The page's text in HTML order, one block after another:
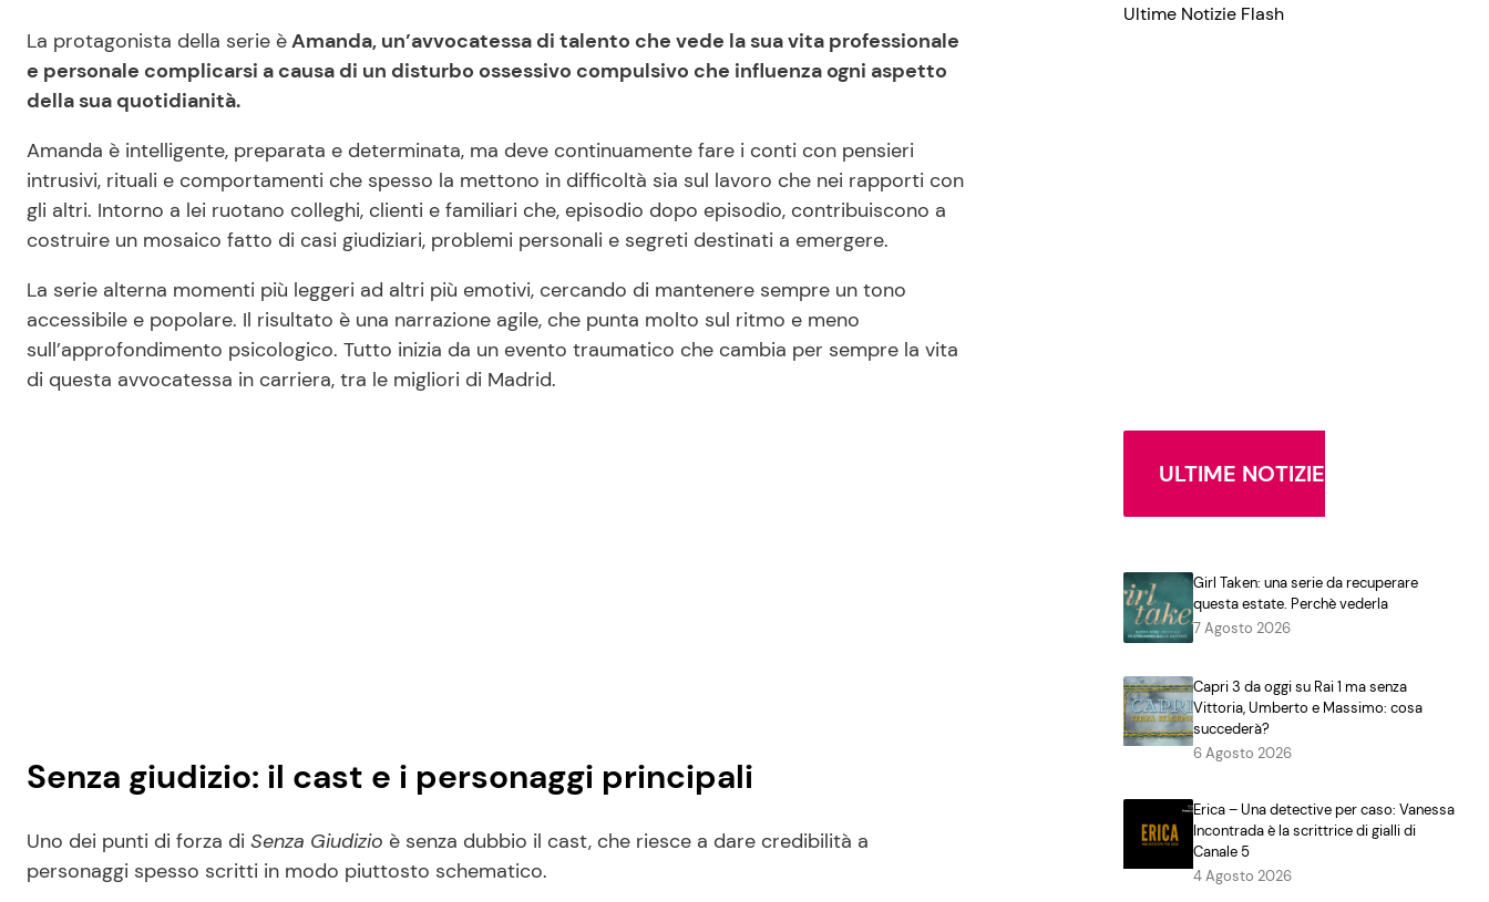
La protagonista della serie èAmanda, un’avvocatessa di talento che vede la sua vita professionale
e personale complicarsi a causa di un disturbo ossessivo compulsivo che influenza ogni aspetto
della sua quotidianità.
Amanda è intelligente, preparata e determinata, ma deve continuamente fare i conti con pensieri
intrusivi, rituali e comportamenti che spesso la mettono in difficoltà sia sul lavoro che nei rapporti con
gli altri. Intorno a lei ruotano colleghi, clienti e familiari che, episodio dopo episodio, contribuiscono a
costruire un mosaico fatto di casi giudiziari, problemi personali e segreti destinati a emergere.
La serie alterna momenti più leggeri ad altri più emotivi, cercando di mantenere sempre un tono
accessibile e popolare. Il risultato è una narrazione agile, che punta molto sul ritmo e meno
sull’approfondimento psicologico. Tutto inizia da un evento traumatico che cambia per sempre la vita
di questa avvocatessa in carriera, tra le migliori di Madrid.
Senza giudizio: il cast e i personaggi principali
Uno dei punti di forza di Senza Giudizio è senza dubbio il cast, che riesce a dare credibilità a
personaggi spesso scritti in modo piuttosto schematico.
Ultime Notizie Flash
ULTIME NOTIZIE
Girl Taken: una serie da recuperare
questa estate. Perchè vederla
7 Agosto 2026
Capri 3 da oggi su Rai 1 ma senza
Vittoria, Umberto e Massimo: cosa
succederà?
6 Agosto 2026
Erica – Una detective per caso: Vanessa
Incontrada è la scrittrice di gialli di
Canale 5
4 Agosto 2026